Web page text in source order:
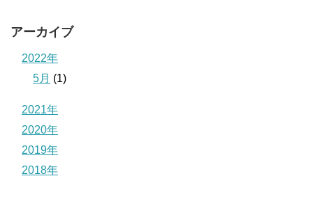
アーカイブ
2022年
5月 (1)
2021年
2020年
2019年
2018年